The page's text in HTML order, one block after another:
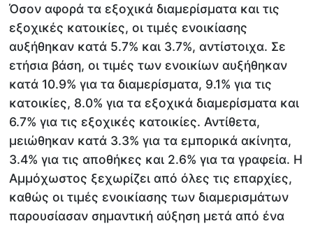
Όσον αφορά τα εξοχικά διαμερίσματα και τις
εξοχικές κατοικίες, οι τιμές ενοικίασης
αυξήθηκαν κατά 5.7% και 3.7%, αντίστοιχα. Σε
ετήσια βάση, οι τιμές των ενοικίων αυξήθηκαν
κατά 10.9% για τα διαμερίσματα, 9.1% για τις
κατοικίες, 8.0% για τα εξοχικά διαμερίσματα και
6.7% για τις εξοχικές κατοικίες. Αντίθετα,
μειώθηκαν κατά 3.3% για τα εμπορικά ακίνητα,
3.4% για τις αποθήκες και 2.6% για τα γραφεία. Η
Αμμόχωστος ξεχωρίζει από όλες τις επαρχίες,
καθώς οι τιμές ενοικίασης των διαμερισμάτων
παρουσίασαν σημαντική αύξηση μετά από ένα